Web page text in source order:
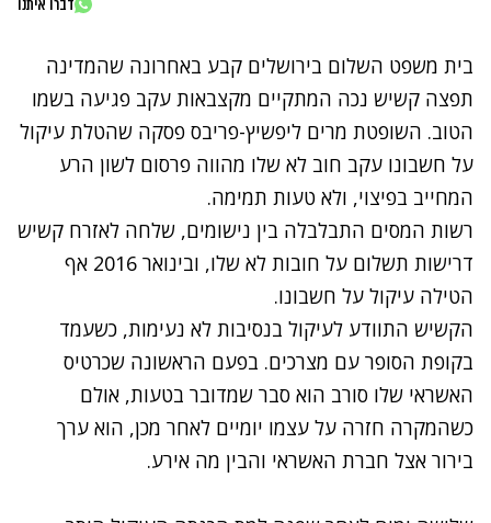
בית משפט השלום בירושלים קבע באחרונה שהמדינה
תפצה קשיש נכה המתקיים מקצבאות עקב פגיעה בשמו
הטוב. השופטת מרים ליפשיץ-פריבס פסקה שהטלת עיקול
על חשבונו עקב חוב לא שלו מהווה פרסום לשון הרע
המחייב בפיצוי, ולא טעות תמימה.
רשות המסים התבלבלה בין נישומים, שלחה לאזרח קשיש
דרישות תשלום על חובות לא שלו, ובינואר 2016 אף
הטילה עיקול על חשבונו.
הקשיש התוודע לעיקול בנסיבות לא נעימות, כשעמד
בקופת הסופר עם מצרכים. בפעם הראשונה שכרטיס
האשראי שלו סורב הוא סבר שמדובר בטעות, אולם
כשהמקרה חזרה על עצמו יומיים לאחר מכן, הוא ערך
בירור אצל חברת האשראי והבין מה אירע.